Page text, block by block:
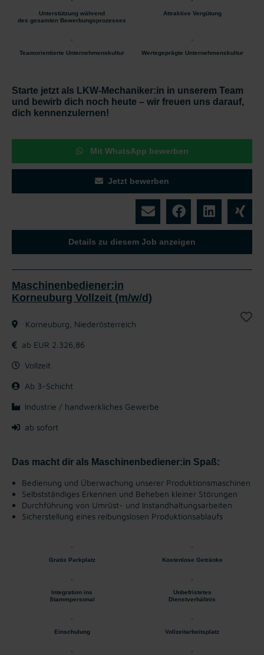
Unterstützung während
des gesamten Bewerbungsprozesses
Attraktive Vergütung
Teamorientierte Unternehmenskultur Wertegeprägte Unternehmenskultur
Starte jetzt als LKW-Mechaniker:in in unserem Team
und bewirb dich noch heute – wir freuen uns darauf,
dich kennenzulernen!
Mit WhatsApp bewerben
Jetzt bewerben
Details zu diesem Job anzeigen
Maschinenbediener:in
Korneuburg Vollzeit (m/w/d)
Korneuburg, Niederösterreich
ab EUR 2.326,86
Vollzeit
Ab 3-Schicht
Industrie / handwerkliches Gewerbe
ab sofort
Das macht dir als Maschinenbediener:in Spaß:
Bedienung und Überwachung unserer Produktionsmaschinen
Selbstständiges Erkennen und Beheben kleiner Störungen
Durchführung von Umrüst- und Instandhaltungsarbeiten
Sicherstellung eines reibungslosen Produktionsablaufs
Gratis Parkplatz Kostenlose Getränke
Integration ins
Stammpersonal
Unbefristetes
Dienstverhältnis
Einschulung Vollzeitarbeitsplatz